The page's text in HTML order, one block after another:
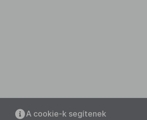
A cookie-k segítenek